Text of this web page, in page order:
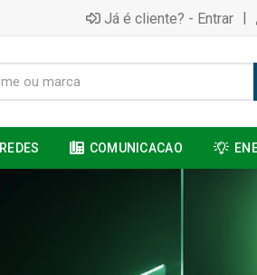
Já é cliente? - Entrar |
REDES COMUNICACAO